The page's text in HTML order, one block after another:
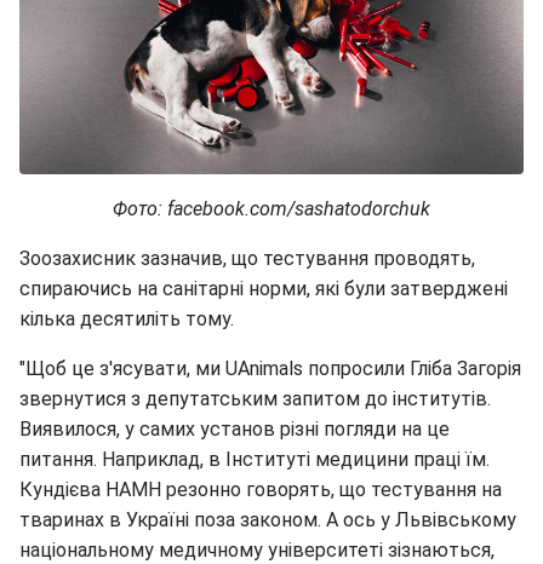
Фото: facebook.com/sashatodorchuk
Зоозахисник зазначив, що тестування проводять,
спираючись на санітарні норми, які були затверджені
кілька десятиліть тому.
"Щоб це з'ясувати, ми UAnimals попросили Гліба Загорія
звернутися з депутатським запитом до інститутів.
Виявилося, у самих установ різні погляди на це
питання. Наприклад, в Інституті медицини праці їм.
Кундієва НАМН резонно говорять, що тестування на
тваринах в Україні поза законом. А ось у Львівському
національному медичному університеті зізнаються,